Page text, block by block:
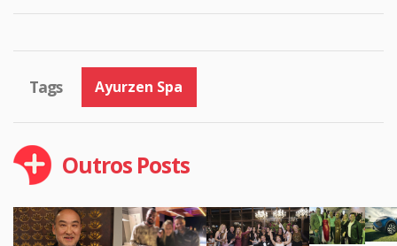
Tags Ayurzen Spa
Outros Posts